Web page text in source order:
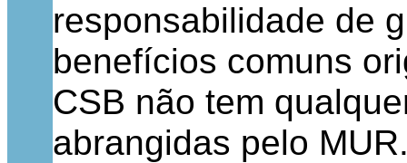
responsabilidade de
benefícios comuns
CSB não tem
abrangidas pelo